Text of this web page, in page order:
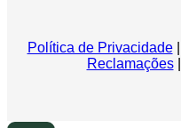
Política de Privacidade||
Reclamações||